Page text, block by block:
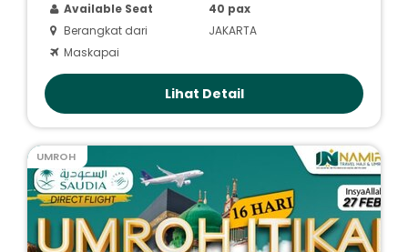
Available Seat
40 pax
Berangkat dari
JAKARTA
Maskapai
Lihat Detail
UMROH